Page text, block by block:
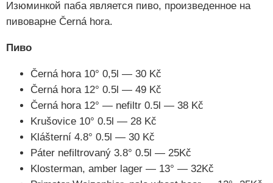
Изюминкой паба является пиво, произведенное на
пивоварне Černá hora.
Пиво
Černá hora 10° 0,5l — 30 Kč
Černá hora 12° 0.5l — 49 Kč
Černá hora 12° — nefiltr 0.5l — 38 Kč
Krušovice 10° 0.5l — 28 Kč
Klášterní 4.8° 0.5l — 30 Kč
Páter nefiltrovaný 3.8° 0.5l — 25Kč
Klosterman, amber lager — 13° — 32Kč